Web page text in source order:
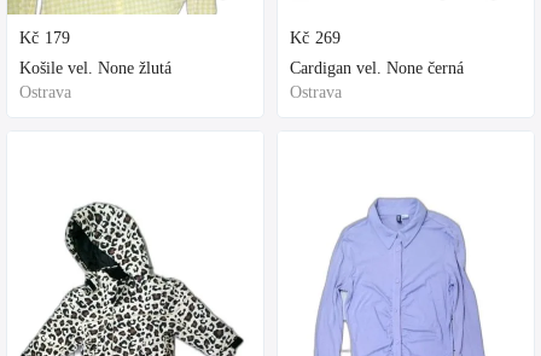
Kč 179
Košile vel. None žlutá
Ostrava
Kč 269
Cardigan vel. None černá
Ostrava